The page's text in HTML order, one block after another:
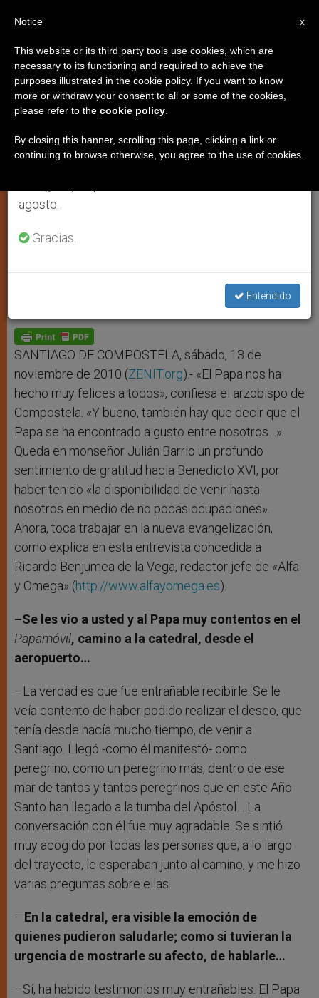
El Papa impulsa la nueva
evangelización en Compostela
arzobispo Julián Barrio
NOVIEMBRE 13, 2010 00:00
h
A
p
p
e
n
g
e
r
a
o
o
k
w
e
h
SANTIAGO DE COMPOSTELA, sábado, 13 de
noviembre de 2010 (ZENIT.org).- «El Papa nos ha
hecho muy felices a todos», confiesa el arzobispo de
Compostela. «Y bueno, también hay que decir que el
Papa se ha encontrado a gusto entre nosotros…».
Queda en monseñor Julián Barrio un profundo
sentimiento de gratitud hacia Benedicto XVI, por
haber tenido «la disponibilidad de venir hasta
nosotros en medio de no pocas ocupaciones».
Ahora, toca trabajar en la nueva evangelización,
como explica en esta entrevista concedida a
Ricardo Benjumea de la Vega, redactor jefe de «Alfa
y Omega» (http://www.alfayomega.es).
–Se les vio a usted y al Papa muy contentos en el
Papamóvil, camino a la catedral, desde el
aeropuerto…
–La verdad es que fue entrañable recibirle. Se le
veía contento de haber podido realizar el deseo, que
tenía desde hacía mucho tiempo, de venir a
Santiago. Llegó -como él manifestó- como
peregrino, como un peregrino más, dentro de ese
mar de tantos y tantos peregrinos que en este Año
Santo han llegado a la tumba del Apóstol… La
conversación con él fue muy agradable. Se sintió
muy acogido por todas las personas que, a lo largo
del trayecto, le esperaban junto al camino, y me hizo
varias preguntas sobre ellas.
—En la catedral, era visible la emoción de
quienes pudieron saludarle; como si tuvieran la
urgencia de mostrarle su afecto, de hablarle…
–Sí, ha habido testimonios muy entrañables. El Papa
×
Aviso importante
Del 27 de julio al 7 de agosto haremos la pausa
anual, aprovechando que en el periodo de verano
se generan menos informaciones y también el
agosto.
Gracias.
Entendido
x
Notice
This website or its third party tools use cookies, which are
necessary to its functioning and required to achieve the
purposes illustrated in the cookie policy. If you want to know
more or withdraw your consent to all or some of the cookies,
please refer to the cookie policy
By closing this banner, scrolling this page, clicking a link or
continuing to browse otherwise, you agree to the use of cookies.